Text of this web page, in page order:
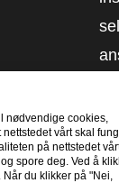
nødvendige cookies,
vårt skal
på nettstedet
spore deg. Ved å
du klikker på "Nei,